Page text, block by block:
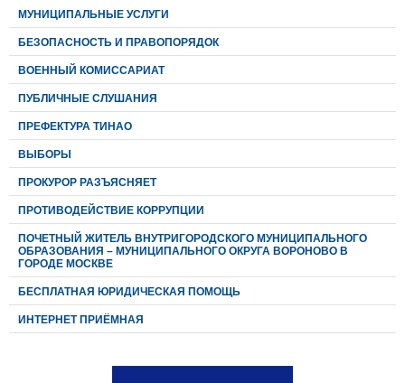
МУНИЦИПАЛЬНЫЕ УСЛУГИ
БЕЗОПАСНОСТЬ И ПРАВОПОРЯДОК
ВОЕННЫЙ КОМИССАРИАТ
ПУБЛИЧНЫЕ СЛУШАНИЯ
ПРЕФЕКТУРА ТИНАО
ВЫБОРЫ
ПРОКУРОР РАЗЪЯСНЯЕТ
ПРОТИВОДЕЙСТВИЕ КОРРУПЦИИ
ПОЧЕТНЫЙ ЖИТЕЛЬ ВНУТРИГОРОДСКОГО МУНИЦИПАЛЬНОГО
ОБРАЗОВАНИЯ – МУНИЦИПАЛЬНОГО ОКРУГА ВОРОНОВО В
ГОРОДЕ МОСКВЕ
БЕСПЛАТНАЯ ЮРИДИЧЕСКАЯ ПОМОЩЬ
ИНТЕРНЕТ ПРИЁМНАЯ